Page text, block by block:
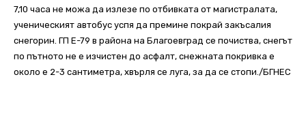
7,10 часа не можа да излезе по отбивката от магистралата,
ученическият автобус успя да премине покрай закъсалия
снегорин. ГП Е-79 в района на Благоевград се почиства, снегът
по пътното не е изчистен до асфалт, снежната покривка е
около е 2-3 сантиметра, хвърля се луга, за да се стопи./БГНЕС